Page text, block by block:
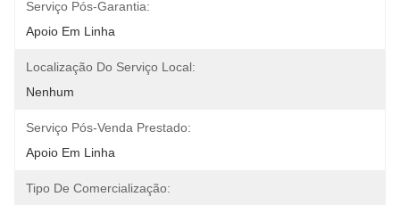
Serviço Pós-Garantia:
Apoio Em Linha
Localização Do Serviço Local:
Nenhum
Serviço Pós-Venda Prestado:
Apoio Em Linha
Tipo De Comercialização: